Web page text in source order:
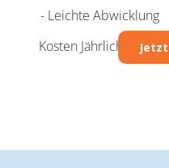
- Leichte Abwicklung
Kosten Jährlich: 60.00